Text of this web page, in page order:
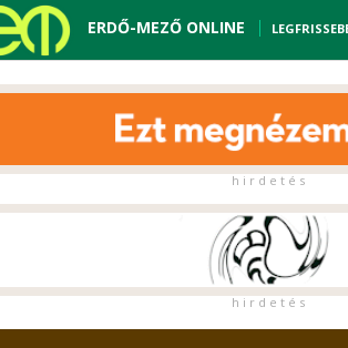
ERDŐ-MEZŐ ONLINE
h i r d e t é s
h i r d e t é s